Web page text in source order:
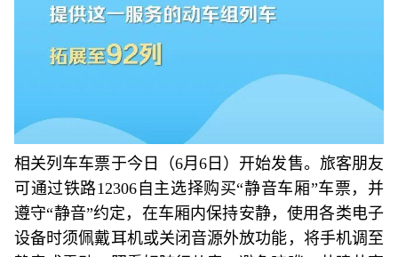
相关列车车票于今日（6月6日）开始发售。旅客朋友
可通过铁路12306自主选择购买“静音车厢”车票，并
遵守“静音”约定，在车厢内保持安静，使用各类电子
设备时须佩戴耳机或关闭音源外放功能，将手机调至